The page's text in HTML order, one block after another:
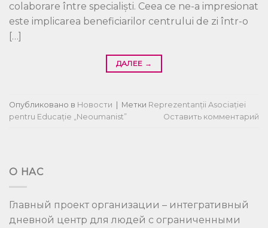
colaborare între specialiști. Ceea ce ne-a impresionat
este implicarea beneficiarilor centrului de zi într-o
[…]
ДАЛЕЕ →
Опубликовано в Новости Метки Reprezentanții Asociației
pentru Educație „Neoumanist”
Оставить комментарий
О НАС
Главный проект организации – интегративный
дневной центр для людей с ограниченными